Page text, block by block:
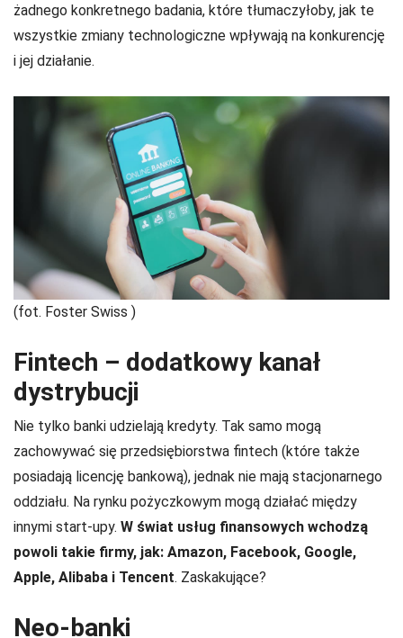
żadnego konkretnego badania, które tłumaczyłoby, jak te
wszystkie zmiany technologiczne wpływają na konkurencję
i jej działanie.
(fot. Foster Swiss )
Fintech – dodatkowy kanał
dystrybucji
Nie tylko banki udzielają kredyty. Tak samo mogą
zachowywać się przedsiębiorstwa fintech (które także
posiadają licencję bankową), jednak nie mają stacjonarnego
oddziału. Na rynku pożyczkowym mogą działać między
innymi start-upy. W świat usług finansowych wchodzą
powoli takie firmy, jak: Amazon, Facebook, Google,
Apple, Alibaba i Tencent. Zaskakujące?
Neo-banki